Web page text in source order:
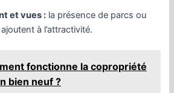
et vues : la présence de parcs ou
à l’attractivité.
fonctionne la copropriété
bien neuf ?